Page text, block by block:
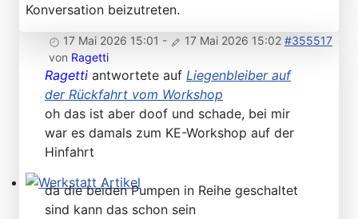
107-Zahlen
Werkstatt Artikel
Konversation beizutreten.
17 Mai 2026 15:01 - 17 Mai 2026 15:02 #355517
von Ragetti
Ragetti antwortete auf Liegenbleiber auf
der Rückfahrt vom Workshop
oh das ist aber doof und schade, bei mir
war es damals zum KE-Workshop auf der
Hinfahrt
da die beiden Pumpen in Reihe geschaltet
sind kann das schon sein